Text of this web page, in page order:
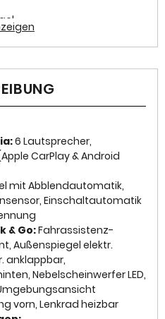
6 Lautsprecher,
CarPlay & Android
mit Abblendautomatik,
Einschaltautomatik
& Go:Fahrassistenz-
Außenspiegel elektr.
anklappbar,
Nebelscheinwerfer LED,
vorn, Lenkrad heizbar